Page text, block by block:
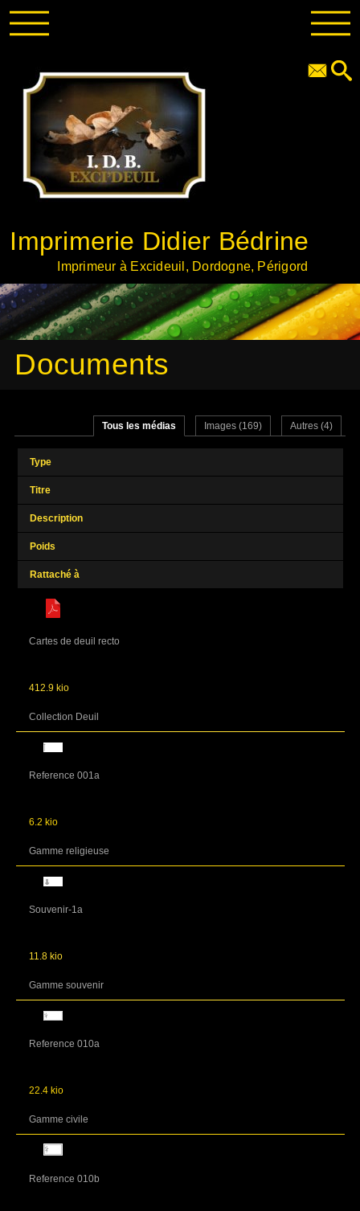
Imprimerie Didier Bédrine
Imprimeur à Excideuil, Dordogne, Périgord
Documents
Tous les médias Images (169) Autres (4)
Type
Titre
Description
Poids
Rattaché à
Cartes de deuil recto
412.9 kio
Collection Deuil
Reference 001a
6.2 kio
Gamme religieuse
Souvenir-1a
11.8 kio
Gamme souvenir
Reference 010a
22.4 kio
Gamme civile
Reference 010b